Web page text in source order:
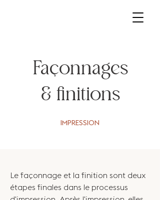
Façonnages
& finitions
IMPRESSION
Le façonnage et la finition sont deux
étapes finales dans le processus